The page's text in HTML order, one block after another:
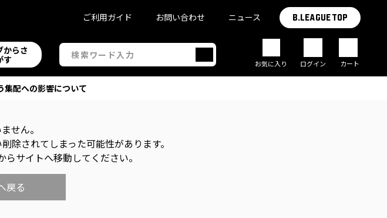
からさ
す
ご利用ガイド お問い合わせ ニュース B.LEAGUE TOP
お気に入り ログイン カート
集配への影響について
せん。
除されてしまった可能性があります。
サイトへ移動してください。
戻る